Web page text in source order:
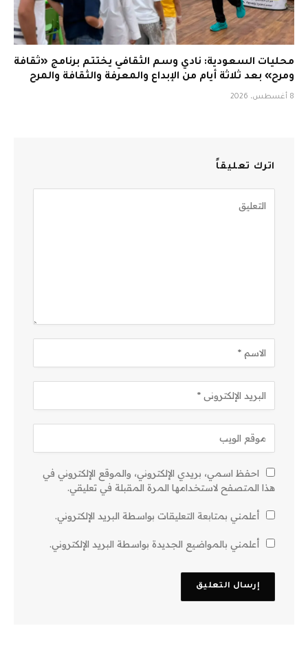
محليات السعودية: نادي وسم الثقافي يختتم برنامج «ثقافة
ومرح» بعد ثلاثة أيام من الإبداع والمعرفة والثقافة والمرح
8 أغسطس، 2026
اترك تعليقاً
احفظ اسمي، بريدي الإلكتروني، والموقع الإلكتروني في
هذا المتصفح لاستخدامها المرة المقبلة في تعليقي.
أعلمني بمتابعة التعليقات بواسطة البريد الإلكتروني.
أعلمني بالمواضيع الجديدة بواسطة البريد الإلكتروني.